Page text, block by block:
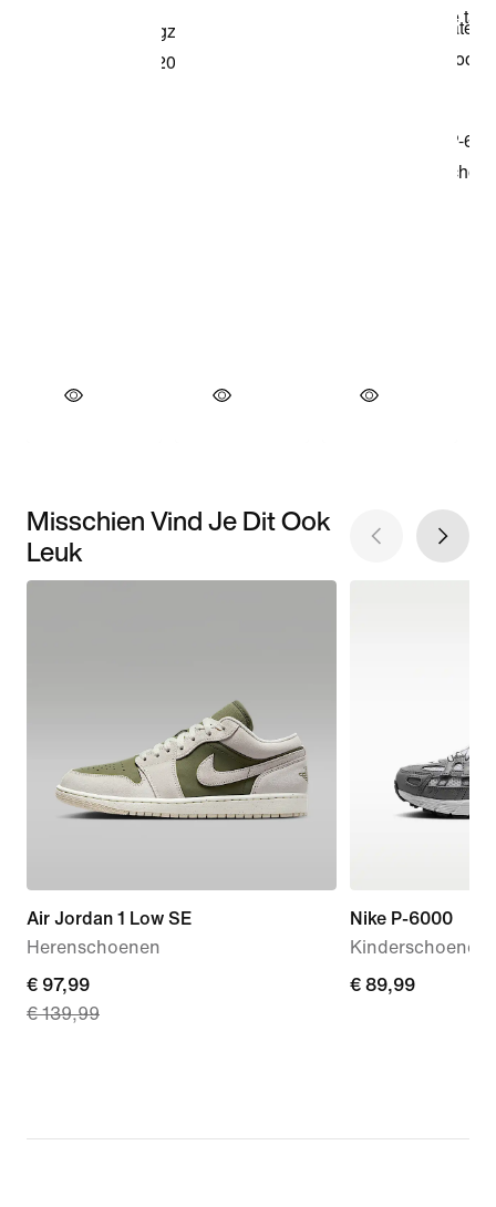
Misschien Vind Je Dit Ook
Leuk
Air Jordan 1 Low SE
Herenschoenen
current
price
€ 139,99
€ 97,99
€ 139,99
Nike P-6000
Kinderschoenen
€ 89,99
€ 89,99